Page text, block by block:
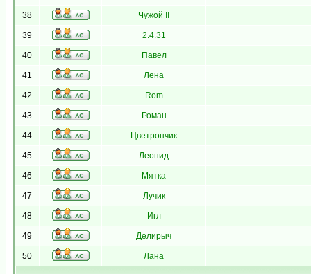
38 Чужой II
39 2.4.31
40 Павел
41 Лена
42 Rom
43 Роман
44 Цветрончик
45 Леонид
46 Мятка
47 Лучик
48 Игл
49 Делирыч
50 Лана